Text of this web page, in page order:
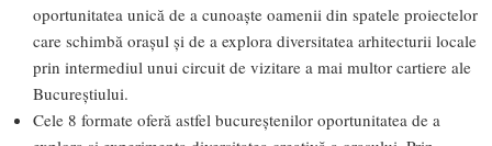
oportunitatea unică de a cunoaște oamenii din spatele proiectelor
care schimbă orașul și de a explora diversitatea arhitecturii locale
prin intermediul unui circuit de vizitare a mai multor cartiere ale
Bucureștiului.
Cele 8 formate oferă astfel bucureștenilor oportunitatea de a